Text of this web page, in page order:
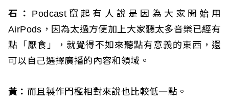
石： Podcast竄起有人說是因為大家開始用
AirPods，因為太過方便加上大家聽太多音樂已經有
點「厭食」，就覺得不如來聽點有意義的東西，還
可以自己選擇廣播的內容和領域。
黃： 而且製作門檻相對來說也比較低一點。